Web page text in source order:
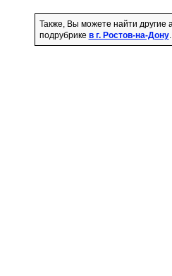
Также, Вы можете найти другие
подрубрике в г. Ростов-на-Дону